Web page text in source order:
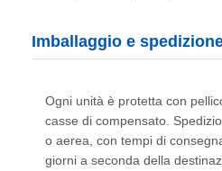
Imballaggio e
Ogni unità è protetta con
casse di compensato.
o aerea, con tempi di
giorni a seconda della